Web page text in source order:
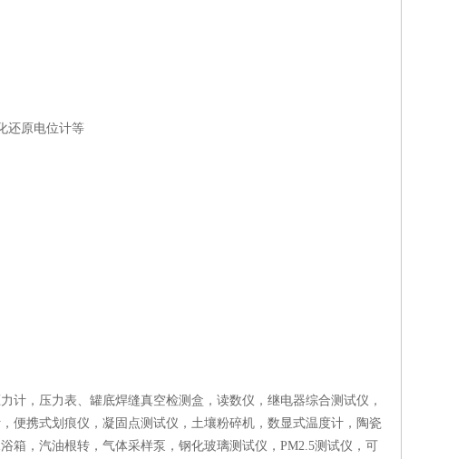
还原电位计等
，压力表、罐底焊缝真空检测盒，读数仪，继电器综合测试仪，
便携式划痕仪，凝固点测试仪，土壤粉碎机，数显式温度计，陶瓷
箱，汽油根转，气体采样泵，钢化玻璃测试仪，PM2.5测试仪，可